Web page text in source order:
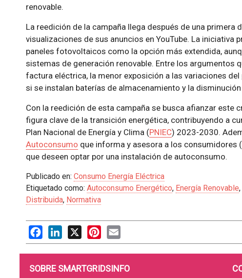
renovable.
La reedición de la campaña llega después de una
visualizaciones de sus anuncios en YouTube. La iniciativa
paneles fotovoltaicos como la opción más extendida,
sistemas de generación renovable. Entre los argumentos
factura eléctrica, la menor exposición a las variaciones
si se instalan baterías de almacenamiento y la
Con la reedición de esta campaña se busca afianzar este
figura clave de la transición energética, contribuyendo a
Plan Nacional de Energía y Clima (PNIEC) 2023-2030.
Autoconsumo que informa y asesora a los consumidores
que deseen optar por una instalación de autoconsumo.
Publicado en: Consumo Energía Eléctrica
Etiquetado como: Autoconsumo Energético, Energía Renovable,
Distribuida, Normativa
FacebookLinkedIn
X PinterestEmail
SOBRE SMARTGRIDSINFO